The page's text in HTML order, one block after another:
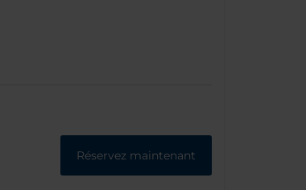
Réservez maintenant